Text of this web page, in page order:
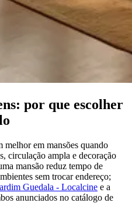
por que escolher
melhor em mansões quando
circulação ampla e decoração
mansão reduz tempo de
sem trocar endereço;
Guedala - Localcine e a
anunciados no catálogo de